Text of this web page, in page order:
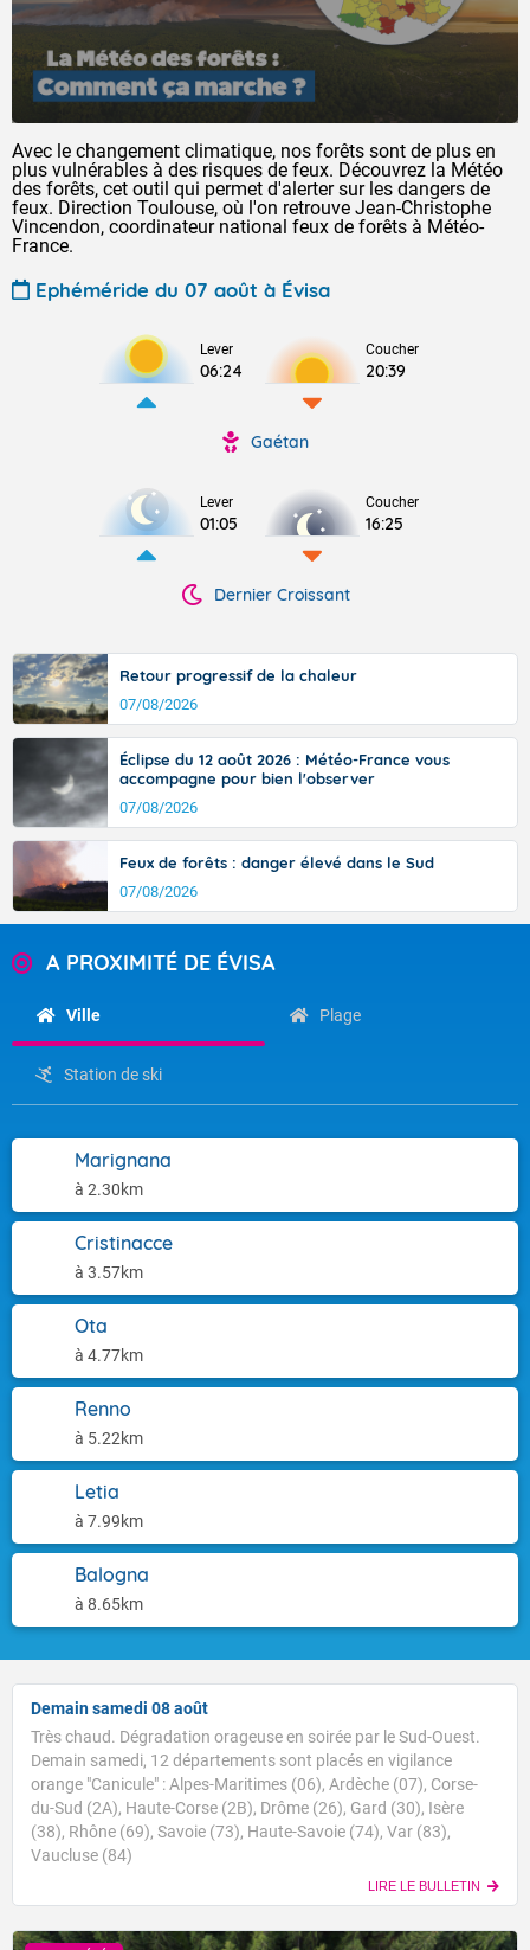
Avec le changement climatique, nos forêts sont de plus en
plus vulnérables à des risques de feux. Découvrez la Météo
des forêts, cet outil qui permet d'alerter sur les dangers de
feux. Direction Toulouse, où l'on retrouve Jean-Christophe
Vincendon, coordinateur national feux de forêts à Météo-
France.
Ephéméride du 07 août à Évisa
Lever
06:24
Coucher
20:39
Gaétan
Lever
01:05
Coucher
16:25
Dernier Croissant
Retour progressif de la chaleur
07/08/2026
Éclipse du 12 août 2026 : Météo-France vous
accompagne pour bien l'observer
07/08/2026
Feux de forêts : danger élevé dans le Sud
07/08/2026
A PROXIMITÉ DE ÉVISA
Ville Plage
Station de ski
Marignana
à 2.30km
Cristinacce
à 3.57km
Ota
à 4.77km
Renno
à 5.22km
Letia
à 7.99km
Balogna
à 8.65km
Demain samedi 08 août
Très chaud. Dégradation orageuse en soirée par le Sud-Ouest.
Demain samedi, 12 départements sont placés en vigilance
orange "Canicule" : Alpes-Maritimes (06), Ardèche (07), Corse-
du-Sud (2A), Haute-Corse (2B), Drôme (26), Gard (30), Isère
(38), Rhône (69), Savoie (73), Haute-Savoie (74), Var (83),
Vaucluse (84)
LIRE LE BULLETIN